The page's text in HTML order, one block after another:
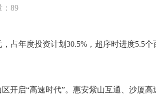
89
年度投资计划30.5%，超序时进度5.5个
启“高速时代”。惠安紫山互通、沙厦高